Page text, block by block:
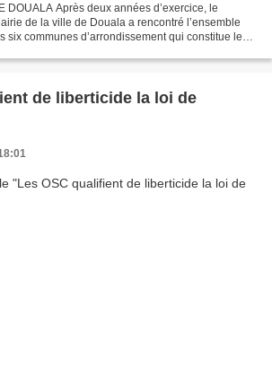
DOUALA Après deux années d’exercice, le
de la ville de Douala a rencontré l’ensemble
six communes d’arrondissement qui constitue le
de liberticide la loi de